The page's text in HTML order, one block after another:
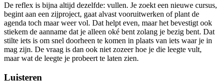
De reflex is bijna altijd dezelfde: vullen. Je zoekt een nieuwe cursus,
begint aan een zijproject, gaat alvast vooruitwerken of plant de
agenda toch maar weer vol. Dat helpt even, maar het bevestigt ook
stiekem de aanname dat je alleen oké bent zolang je bezig bent. Dat
stilte iets is om snel doorheen te komen in plaats van iets waar je in
mag zijn. De vraag is dan ook niet zozeer hoe je die leegte vult,
maar wat de leegte je probeert te laten zien.
Luisteren